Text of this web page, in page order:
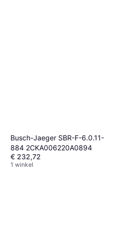
Busch-Jaeger SBR-F-6.0.11-
884 2CKA006220A0894
€ 232,72
1 winkel